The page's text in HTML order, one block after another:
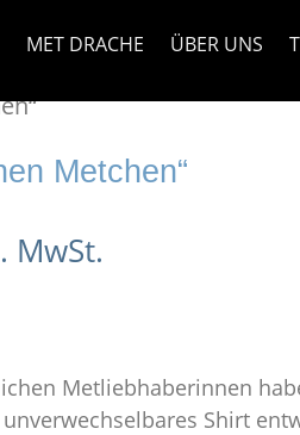
MET DRACHE ÜBER UNS
Metchen“
MwSt.
Metliebhaberinnen
Shirt